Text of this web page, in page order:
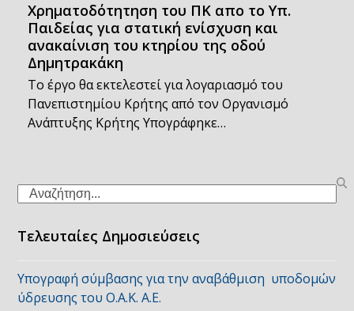
Χρηματοδότητηση του ΠΚ απο το Υπ.
Παιδείας για στατική ενίσχυση και
ανακαίνιση του κτηρίου της οδού
Δημητρακάκη
Το έργο θα εκτελεστεί για λογαριασμό του
Πανεπιστημίου Κρήτης από τον Οργανισμό
Ανάπτυξης Κρήτης Υπογράφηκε…
Search
Τελευταίες Δημοσιεύσεις
Υπογραφή σύμβασης για την αναβάθμιση υποδομών
ύδρευσης του Ο.Α.Κ. Α.Ε.